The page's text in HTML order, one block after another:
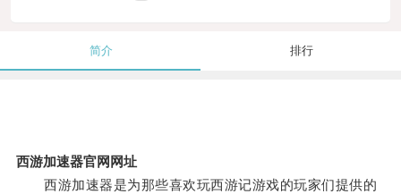
简介 排行
西游加速器官网网址
西游加速器是为那些喜欢玩西游记游戏的玩家们提供的